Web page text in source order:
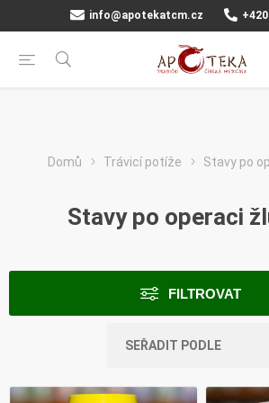
info@apotekatcm.cz
Domů Trávicí potíže Stavy po
Stavy po operaci
FILTROVAT